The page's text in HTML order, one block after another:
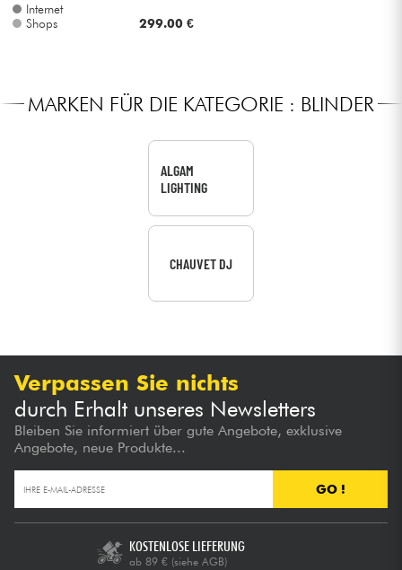
HiFi
Internet
Shops
299.00 €
MARKEN FÜR DIE KATEGORIE : BLINDER
ALGAM
LIGHTING
CHAUVET DJ
Verpassen Sie nichts
durch Erhalt unseres Newsletters
Bleiben Sie informiert über gute Angebote, exklusive
Angebote, neue Produkte...
GO !
KOSTENLOSE LIEFERUNG
ab 89 € (siehe AGB)